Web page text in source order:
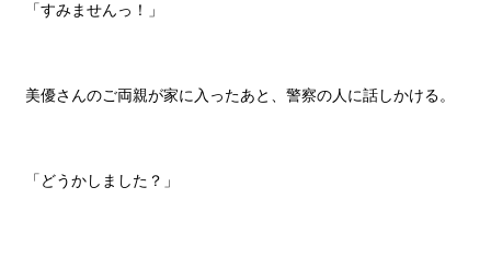
「すみませんっ！」
美優さんのご両親が家に入ったあと、警察の人に話しかける。
「どうかしました？」